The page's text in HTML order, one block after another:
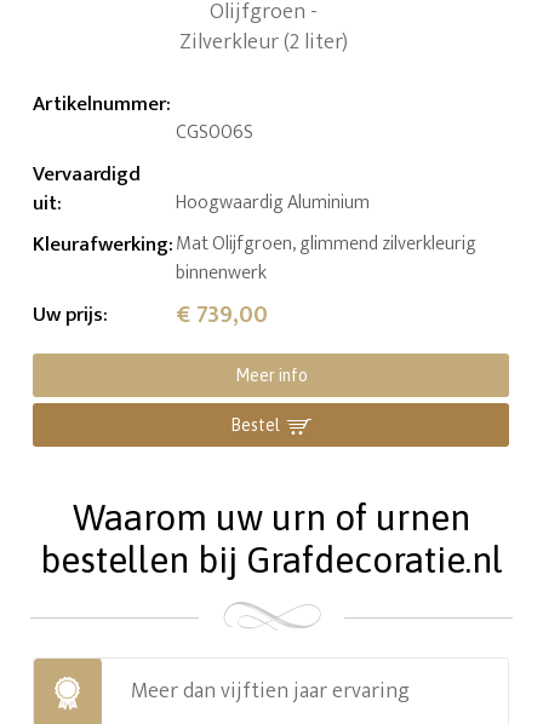
Artikelnummer:
CGS006S
Vervaardigd
uit: Hoogwaardig Aluminium
Kleurafwerking:Mat Olijfgroen, glimmend zilverkleurig
binnenwerk
Uw prijs: € 739,00
Meer info
Bestel
Waarom uw urn of urnen
bestellen bij Grafdecoratie.nl
Meer dan vijftien jaar ervaring